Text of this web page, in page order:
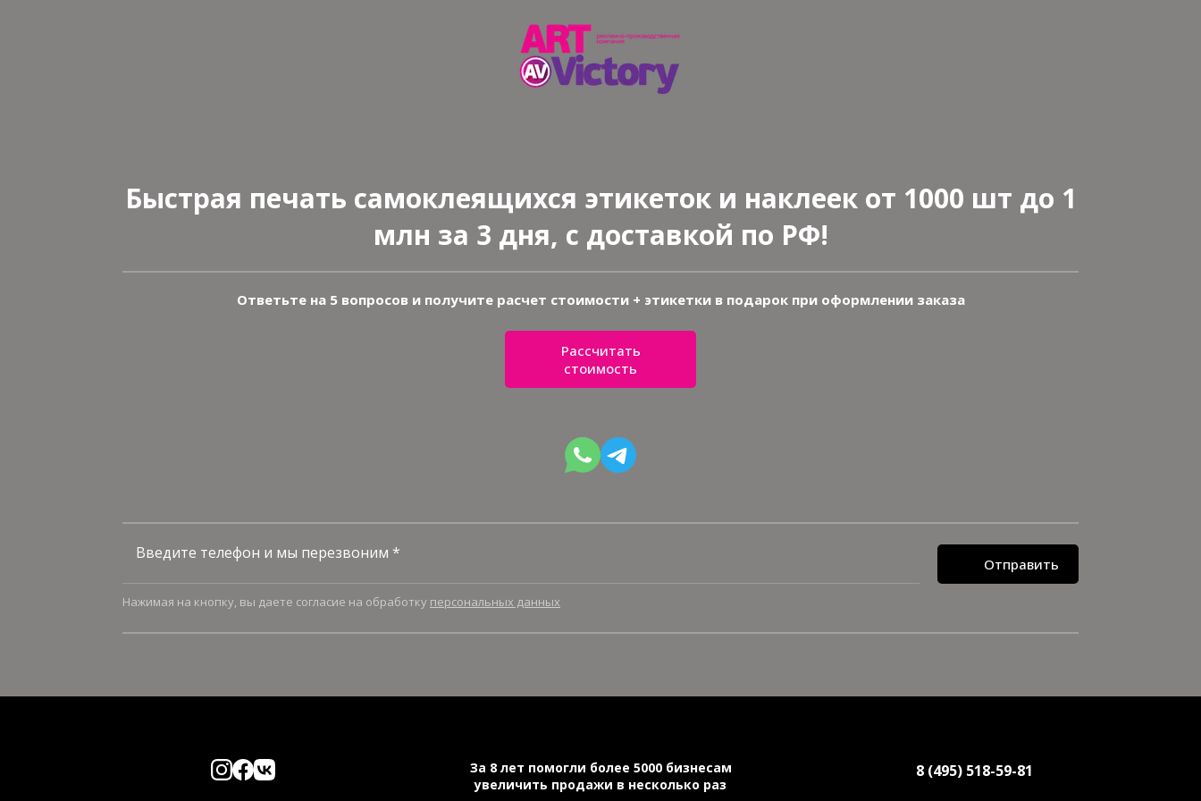
Быстрая печать самоклеящихся этикеток и наклеек от 1000 шт до 1
млн за 3 дня, с доставкой по РФ!
Ответьте на 5 вопросов и получите расчет стоимости + этикетки в подарок при оформлении заказа
Рассчитать
стоимость
Введите телефон и мы перезвоним *
Отправить
Нажимая на кнопку, вы даете согласие на обработку персональных данных
За 8 лет помогли более 5000 бизнесам
увеличить продажи в несколько раз
8 (495) 518-59-81